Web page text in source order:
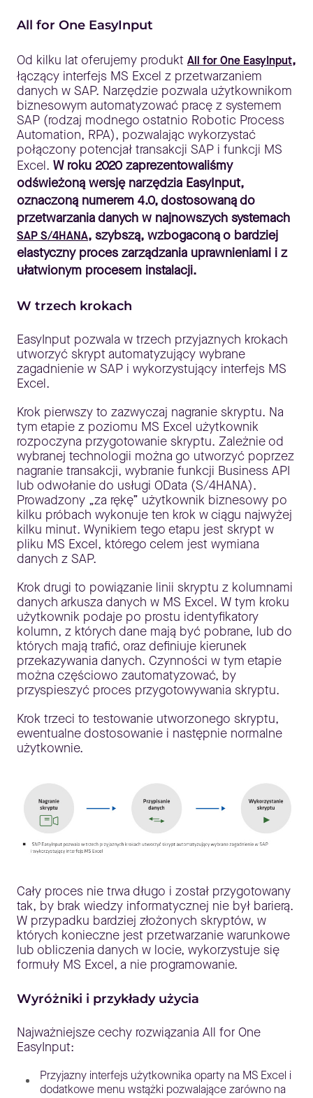
All for One EasyInput
Od kilku lat oferujemy produkt All for One EasyInput,
łączący interfejs MS Excel z przetwarzaniem
danych w SAP. Narzędzie pozwala użytkownikom
biznesowym automatyzować pracę z systemem
SAP (rodzaj modnego ostatnio Robotic Process
Automation, RPA), pozwalając wykorzystać
połączony potencjał transakcji SAP i funkcji MS
Excel. W roku 2020 zaprezentowaliśmy
odświeżoną wersję narzędzia EasyInput,
oznaczoną numerem 4.0, dostosowaną do
przetwarzania danych w najnowszych systemach
SAP S/4HANA, szybszą, wzbogaconą o bardziej
elastyczny proces zarządzania uprawnieniami i z
ułatwionym procesem instalacji.
W trzech krokach
EasyInput pozwala w trzech przyjaznych krokach
utworzyć skrypt automatyzujący wybrane
zagadnienie w SAP i wykorzystujący interfejs MS
Excel.
Krok pierwszy to zazwyczaj nagranie skryptu. Na
tym etapie z poziomu MS Excel użytkownik
rozpoczyna przygotowanie skryptu. Zależnie od
wybranej technologii można go utworzyć poprzez
nagranie transakcji, wybranie funkcji Business API
lub odwołanie do usługi OData (S/4HANA).
Prowadzony „za rękę” użytkownik biznesowy po
kilku próbach wykonuje ten krok w ciągu najwyżej
kilku minut. Wynikiem tego etapu jest skrypt w
pliku MS Excel, którego celem jest wymiana
danych z SAP.
Krok drugi to powiązanie linii skryptu z kolumnami
danych arkusza danych w MS Excel. W tym kroku
użytkownik podaje po prostu identyfikatory
kolumn, z których dane mają być pobrane, lub do
których mają trafić, oraz definiuje kierunek
przekazywania danych. Czynności w tym etapie
można częściowo zautomatyzować, by
przyspieszyć proces przygotowywania skryptu.
Krok trzeci to testowanie utworzonego skryptu,
ewentualne dostosowanie i następnie normalne
użytkownie.
Cały proces nie trwa długo i został przygotowany
tak, by brak wiedzy informatycznej nie był barierą.
W przypadku bardziej złożonych skryptów, w
których konieczne jest przetwarzanie warunkowe
lub obliczenia danych w locie, wykorzystuje się
formuły MS Excel, a nie programowanie.
Wyróżniki i przykłady użycia
Najważniejsze cechy rozwiązania All for One
EasyInput:
Przyjazny interfejs użytkownika oparty na MS Excel i
dodatkowe menu wstążki pozwalające zarówno na